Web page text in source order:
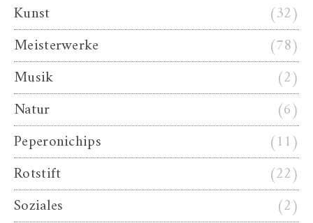
Kunst
(32)
Meisterwerke
(78)
Musik
(2)
Natur
(6)
Peperonichips
(11)
Rotstift
(22)
Soziales
(2)